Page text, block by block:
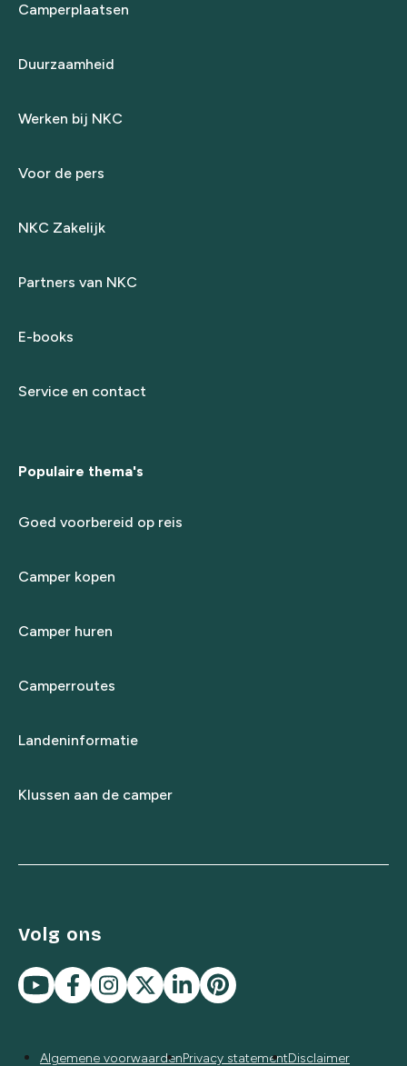
Camperplaatsen
Duurzaamheid
Werken bij NKC
Voor de pers
NKC Zakelijk
Partners van NKC
E-books
Service en contact
Populaire thema's
Goed voorbereid op reis
Camper kopen
Camper huren
Camperroutes
Landeninformatie
Klussen aan de camper
Volg ons
Algemene voorwaardenPrivacy statementDisclaimer